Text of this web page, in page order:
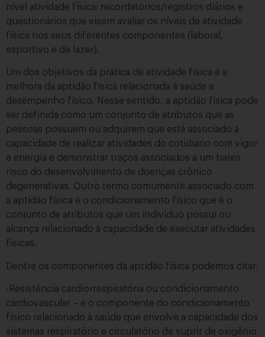
nível atividade física: recordatórios/registros diários e
questionários que visem avaliar os níveis de atividade
física nos seus diferentes componentes (laboral,
esportivo e de lazer).
Um dos objetivos da prática de atividade física é a
melhora da aptidão física relacionada à saúde e
desempenho físico. Nesse sentido, a aptidão física pode
ser definida como um conjunto de atributos que as
pessoas possuem ou adquirem que está associado à
capacidade de realizar atividades do cotidiano com vigor
e energia e demonstrar traços associados a um baixo
risco do desenvolvimento de doenças crônico
degenerativas. Outro termo comumente associado com
a aptidão física é o condicionamento físico que é o
conjunto de atributos que um indivíduo possui ou
alcança relacionado à capacidade de executar atividades
físicas.
Dentre os componentes da aptidão física podemos citar:
-Resistência cardiorrespiratória ou condicionamento
cardiovascular – é o componente do condicionamento
físico relacionado à saúde que envolve a capacidade dos
sistemas respiratório e circulatório de suprir de oxigênio